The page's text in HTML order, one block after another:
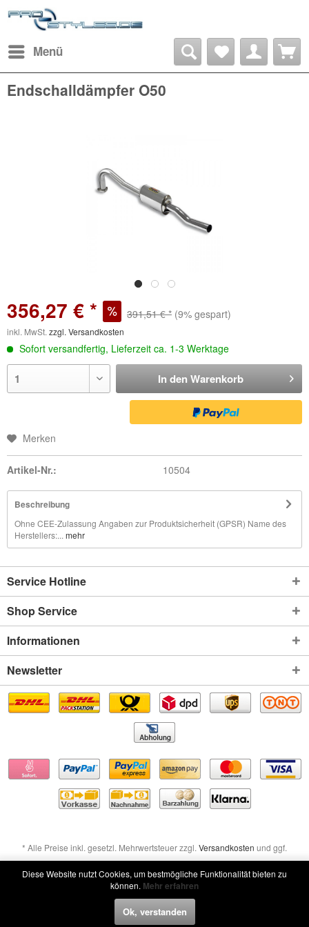
Menü
Endschalldämpfer O50
356,27 € * 391,51 € * (9% gespart)
inkl. MwSt. zzgl. Versandkosten
Sofort versandfertig, Lieferzeit ca. 1-3 Werktage
In den Warenkorb
Merken
Artikel-Nr.: 10504
Beschreibung
Ohne CEE-Zulassung Angaben zur Produktsicherheit (GPSR) Name des
Herstellers:... mehr
Service Hotline
Shop Service
Informationen
Newsletter
* Alle Preise inkl. gesetzl. Mehrwertsteuer zzgl. Versandkosten und ggf.
Nachnahmegebühren, wenn nicht anders beschrieben
Widerruf erklären
Diese Website nutzt Cookies, um bestmögliche Funktionalität bieten zu
können. Mehr erfahren
Ok, verstanden